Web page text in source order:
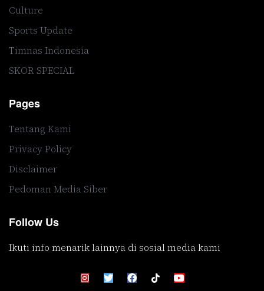
Culture
Sports Update
Timnas Indonesia
SKOR SPECIAL
Pages
Tentang Kami
Privacy Policy
Disclaimer
Pedoman Media Siber
Follow Us
Ikuti info menarik lainnya di sosial media kami